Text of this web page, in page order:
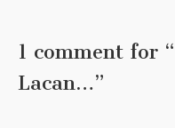
1 comment for “
Lacan…”